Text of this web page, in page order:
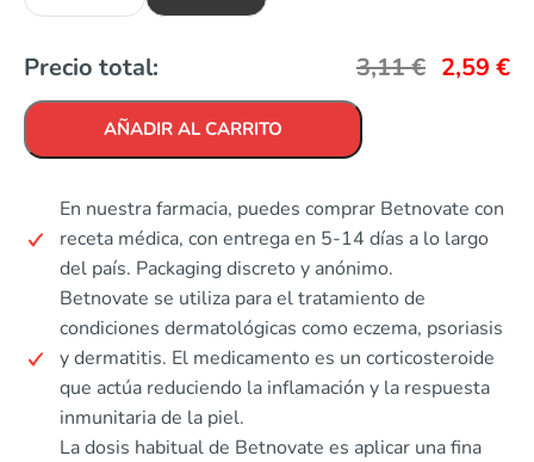
Precio total: 3,11€ 2,59 €
AÑADIR AL CARRITO
En nuestra farmacia, puedes comprar Betnovate con
receta médica, con entrega en 5-14 días a lo largo
del país. Packaging discreto y anónimo.
Betnovate se utiliza para el tratamiento de
condiciones dermatológicas como eczema, psoriasis
y dermatitis. El medicamento es un corticosteroide
que actúa reduciendo la inflamación y la respuesta
inmunitaria de la piel.
La dosis habitual de Betnovate es aplicar una fina